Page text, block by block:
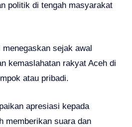
politik di tengah masyarakat
sejak awal
kemaslahatan rakyat Aceh di
atau pribadi.
apresiasi kepada
memberikan suara dan